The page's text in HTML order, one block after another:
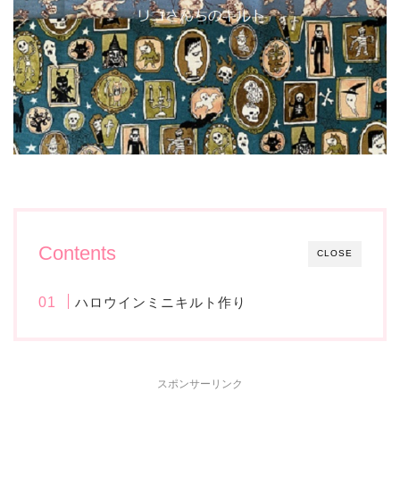
CLOSE
Contents
ハロウインミニキルト作り
スポンサーリンク